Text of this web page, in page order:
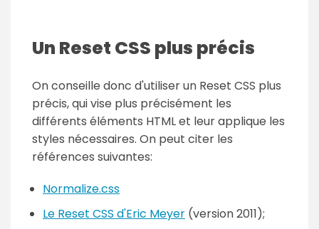
Un Reset CSS plus précis
On conseille donc d'utiliser un Reset CSS plus
précis, qui vise plus précisément les
différents éléments HTML et leur applique les
styles nécessaires. On peut citer les
références suivantes:
Normalize.css
Le Reset CSS d'Eric Meyer (version 2011);